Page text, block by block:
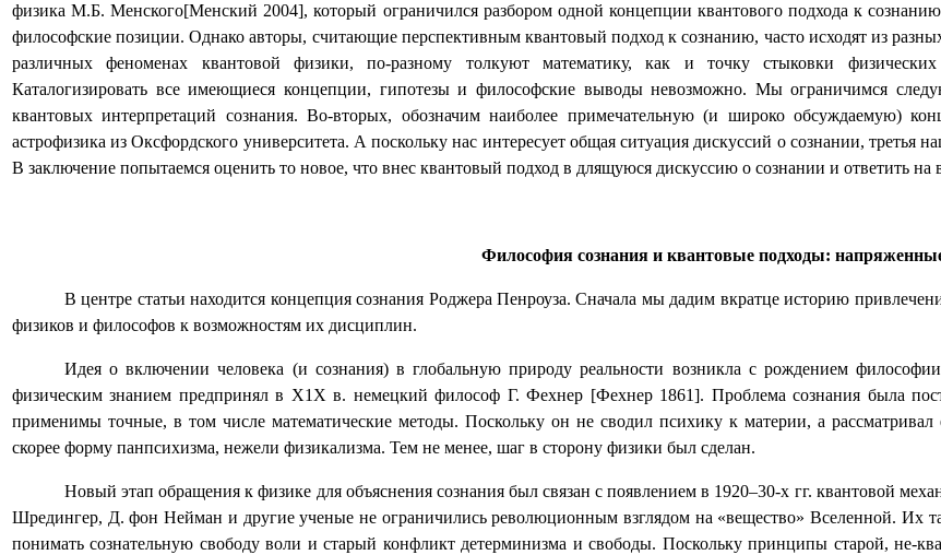
физика М.Б. Менского[Менский 2004], который ограничился разбором одной концепции квантового подхода к
философские позиции.Однако авторы, считающие перспективным квантовый подход к сознанию, часто исходятиз
различныхфеноменах квантовой физики, по-разному толкуют математику, как и точку стыковки
Каталогизировать все имеющиеся концепции, гипотезы и философские выводы невозможно. Мы ограничимся
квантовых интерпретаций сознания. Во-вторых, обозначим наиболее примечательную (и широко обсуждаемую)
астрофизика из Оксфордского университета. А поскольку нас интересует общая ситуация дискуссий о сознании, третья
В заключение попытаемся оценить то новое, что внес квантовый подход в длящуюся дискуссию о сознании и ответить
Философия сознания и квантовые подходы:
В центре статьи находится концепция сознания Роджера Пенроуза. Сначала мы дадим вкратце историю
физиков и философов к возможностям их дисциплин.
Идея о включении человека (и сознания) в глобальную природу реальности возникла с рождением
физическим знанием предпринял в Х1Х в. немецкий философ Г. Фехнер [Фехнер 1861]. Проблема сознания была
применимы точные, в том числе математические методы. Поскольку он не сводил психику к материи, а рассматривал
скорее форму панпсихизма, нежели физикализма. Тем не менее, шаг в сторону физики был сделан.
Новый этап обращения к физике для объяснения сознания был связан с появлением в 1920–30-х гг. квантовой
Шредингер, Д. фон Нейман и другие ученые не ограничились революционным взглядом на «вещество» Вселенной. Их
понимать сознательную свободу воли и старый конфликт детерминизма и свободы. Поскольку принципы старой, не-